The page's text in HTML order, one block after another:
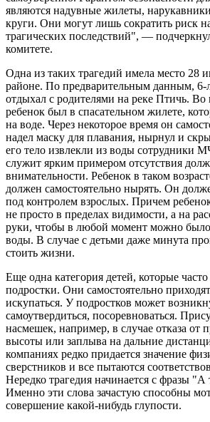
являются надувные жилеты,
круги. Они могут лишь сократить риск
трагических последствий", —
комитете.
Одна из таких трагедий имела место 28
районе. По предварительным данным,
отдыхал с родителями на реке Птичь. Во
ребенок был в спасательном жилете,
на воде. Через некоторое время он
надел маску для плавания, нырнул и
его тело извлекли из воды сотрудники
служит ярким примером отсутствия
внимательности. Ребенок в таком
должен самостоятельно нырять. Он
под контролем взрослых. Причем
не просто в пределах видимости, а на
руки, чтобы в любой момент можно
воды. В случае с детьми даже минута
стоить жизни.
Еще одна категория детей, которые
подростки. Они самостоятельно
искупаться. У подростков может
самоутвердиться, посоревноваться.
насмешек, например, в случае отказа от
высоты или заплыва на дальние
компаниях редко придается значение
сверстников и все пытаются
Нередко трагедия начинается с фразы "А
Именно эти слова зачастую способны
совершение какой-нибудь глупости.